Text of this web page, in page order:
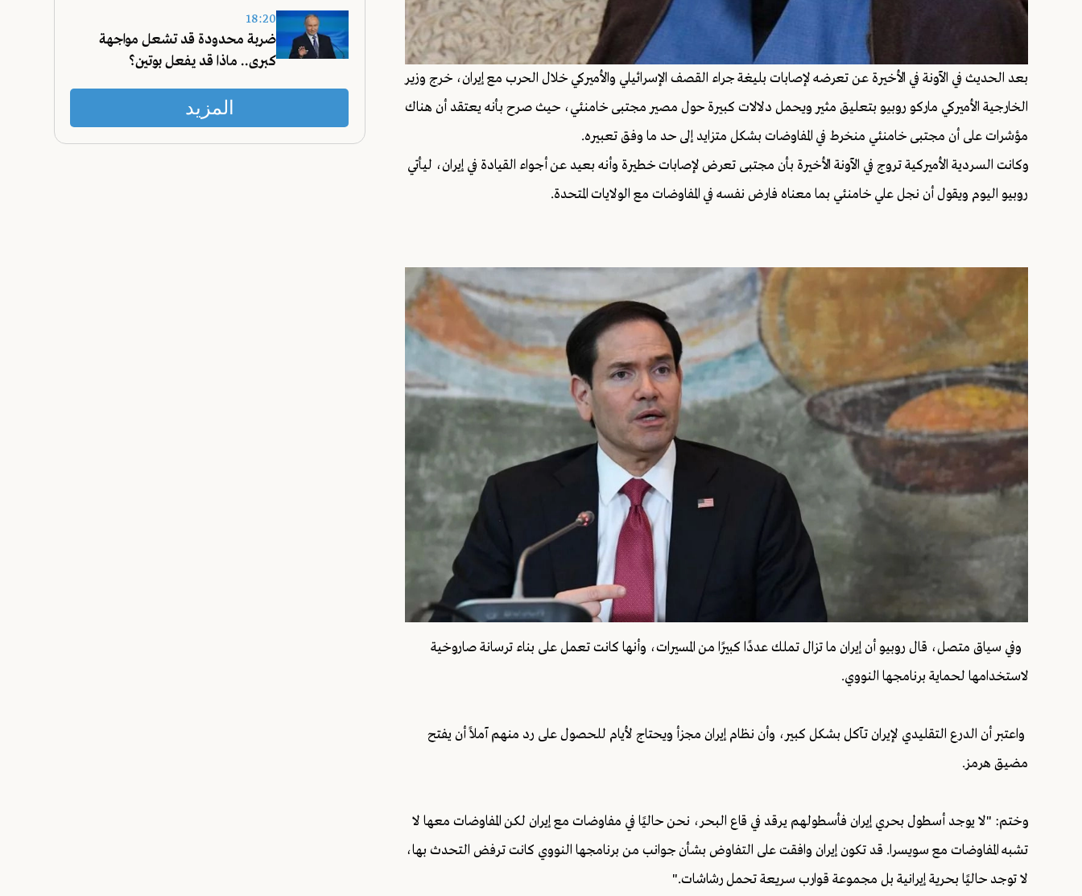
بعد الحديث في الآونة في الأخيرة عن تعرضه لإصابات بليغة جراء القصف الإسرائيلي والأميركي خلال الحرب مع إيران، خرج وزير
الخارجية الأميركي ماركو روبيو بتعليق مثير ويحمل دلالات كبيرة حول مصير مجتبى خامنئي، حيث صرح بأنه يعتقد أن هناك
مؤشرات على أن مجتبى خامنئي منخرط في المفاوضات بشكل متزايد إلى حد ما وفق تعبيره.
وكانت السردية الأميركية تروج في الآونة الأخيرة بأن مجتبى تعرض لإصابات خطيرة وأنه بعيد عن أجواء القيادة في إيران، ليأتي
روبيو اليوم ويقول أن نجل علي خامنئي بما معناه فارض نفسه في المفاوضات مع الولايات المتحدة.
وفي سياق متصل، قال روبيو أن إيران ما تزال تملك عددًا كبيرًا من المسيرات، وأنها كانت تعمل على بناء ترسانة صاروخية
لاستخدامها لحماية برنامجها النووي.
واعتبر أن الدرع التقليدي لإيران تآكل بشكل كبير، وأن نظام إيران مجزأ ويحتاج لأيام للحصول على رد منهم آملاً أن يفتح
مضيق هرمز.
وختم: "لا يوجد أسطول بحري إيران فأسطولهم يرقد في قاع البحر، نحن حاليًا في مفاوضات مع إيران لكن المفاوضات معها لا
تشبه المفاوضات مع سويسرا. قد تكون إيران وافقت على التفاوض بشأن جوانب من برنامجها النووي كانت ترفض التحدث بها،
لا توجد حاليًا بحرية إيرانية بل مجموعة قوارب سريعة تحمل رشاشات."
18:20
ضربة محدودة قد تشعل مواجهة
كبرى.. ماذا قد يفعل بوتين؟
المزيد